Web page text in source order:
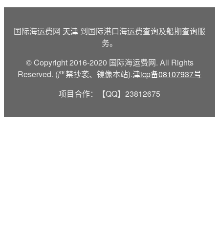
国际海运费网 天津 到国际港口海运费查询及船期查询服
务。
© Copyright 2016-2020 国际海运费网. All Rights
Reserved. (严禁抄袭、镜像本站).津icp备08107937号
项目合作：【QQ】23812675